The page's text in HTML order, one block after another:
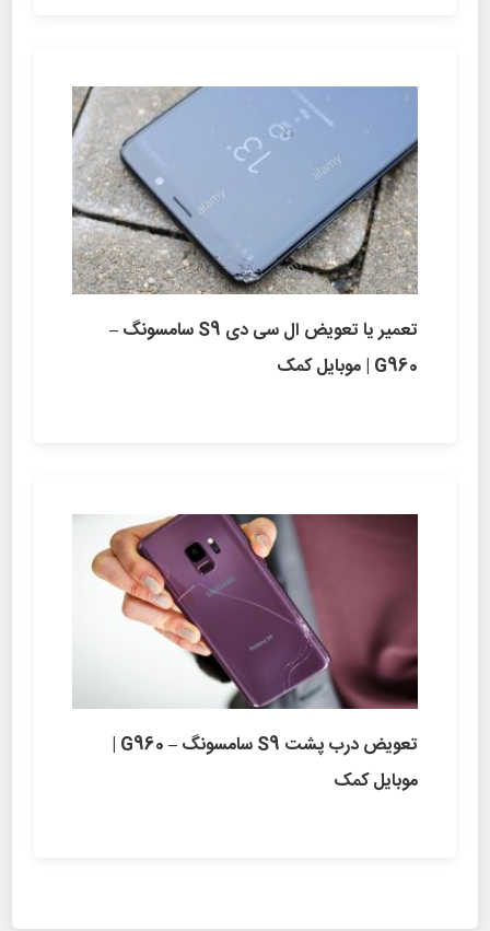
تعمیر یا تعویض ال سی دی S9 سامسونگ –
G960 | موبایل کمک
تعویض درب پشت S9 سامسونگ – G960 |
موبایل کمک